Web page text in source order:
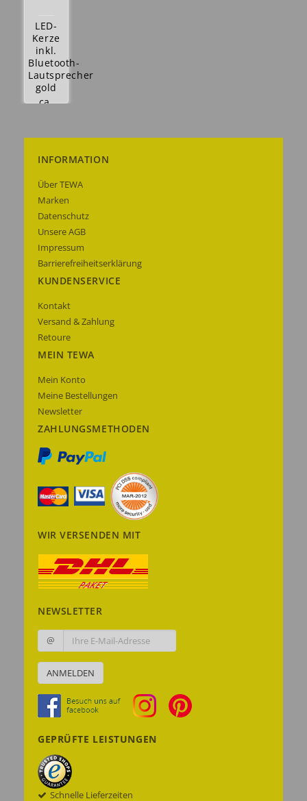
LED-
Kerze
inkl.
Bluetooth-
Lautsprecher
gold
ca.
9,99 €
anzeigen
INFORMATION
Über TEWA
Marken
Datenschutz
Unsere AGB
Impressum
Barrierefreiheitserklärung
KUNDENSERVICE
Kontakt
Versand & Zahlung
Retoure
MEIN TEWA
Mein Konto
Meine Bestellungen
Newsletter
ZAHLUNGSMETHODEN
WIR VERSENDEN MIT
NEWSLETTER
@
ANMELDEN
GEPRÜFTE LEISTUNGEN
Schnelle Lieferzeiten